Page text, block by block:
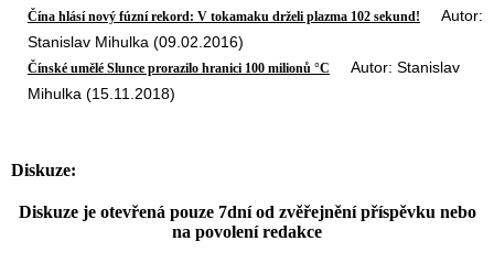
Čína hlásí nový fúzní rekord: V tokamaku drželi plazma 102 sekund!
Autor:
Stanislav Mihulka (09.02.2016)
Čínské umělé Slunce prorazilo hranici 100 milionů °C
Autor: Stanislav
Mihulka (15.11.2018)
Diskuze:
Diskuze je otevřená pouze 7dní od zvěřejnění příspěvku nebo
na povolení redakce